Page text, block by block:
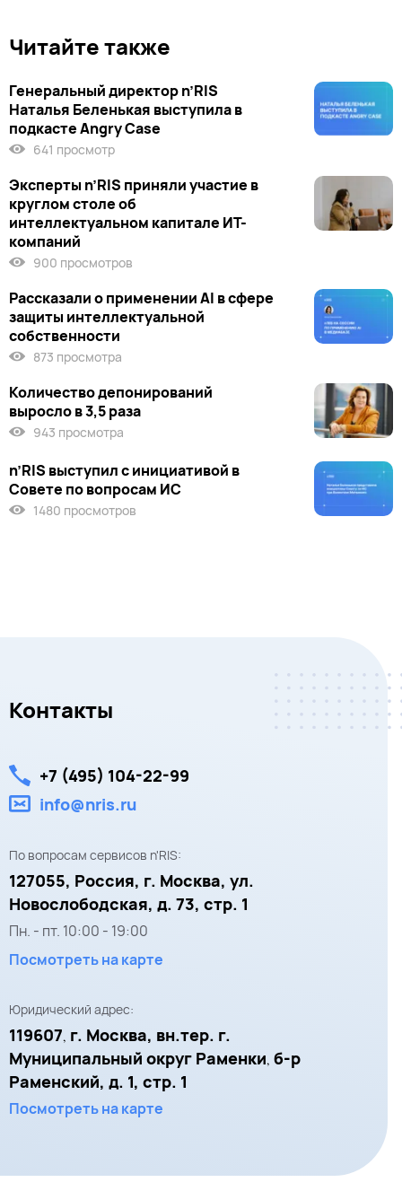
Читайте также
Генеральный директор n’RIS
Наталья Беленькая выступила в
подкасте Angry Case
641 просмотр
Эксперты n’RIS приняли участие в
круглом столе об
интеллектуальном капитале ИТ-
компаний
900 просмотров
Рассказали о применении AI в сфере
защиты интеллектуальной
собственности
873 просмотра
Количество депонирований
выросло в 3,5 раза
943 просмотра
n’RIS выступил c инициативой в
Совете по вопросам ИС
1480 просмотров
Контакты
+7 (495) 104-22-99
info@nris.ru
По вопросам сервисов n'RIS:
127055, Россия, г. Москва, ул.
Новослободская, д. 73, стр. 1
Пн. - пт. 10:00 - 19:00
Посмотреть на карте
Юридический адрес:
119607, г. Москва, вн.тер. г.
Муниципальный округ Раменки, б-р
Раменский, д. 1, стр. 1
Посмотреть на карте